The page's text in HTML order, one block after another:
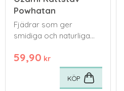
Powhatan
Fjädrar som ger
smidiga och naturliga
flygande fågel eller
59,90 kr
KÖP